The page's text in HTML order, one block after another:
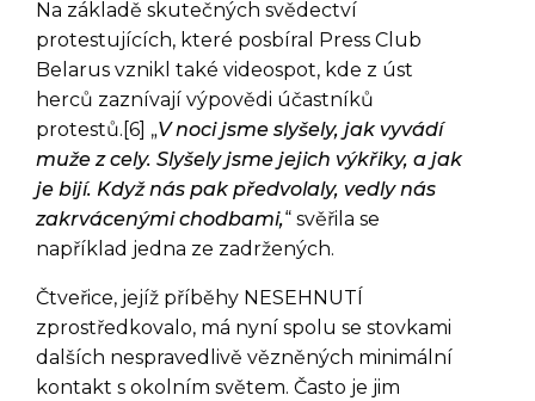
Na základě skutečných svědectví
protestujících, které posbíral Press Club
Belarus vznikl také videospot, kde z úst
herců zaznívají výpovědi účastníků
protestů.[6] „V noci jsme slyšely, jak vyvádí
muže z cely. Slyšely jsme jejich výkřiky, a jak
je bijí. Když nás pak předvolaly, vedly nás
zakrvácenými chodbami,“ svěřila se
například jedna ze zadržených.
Čtveřice, jejíž příběhy NESEHNUTÍ
zprostředkovalo, má nyní spolu se stovkami
dalších nespravedlivě vězněných minimální
kontakt s okolním světem. Často je jim